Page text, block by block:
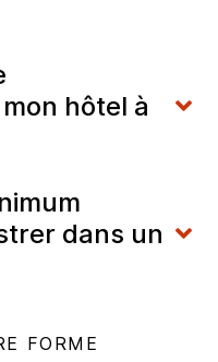
hôtel à
dans un
FORME